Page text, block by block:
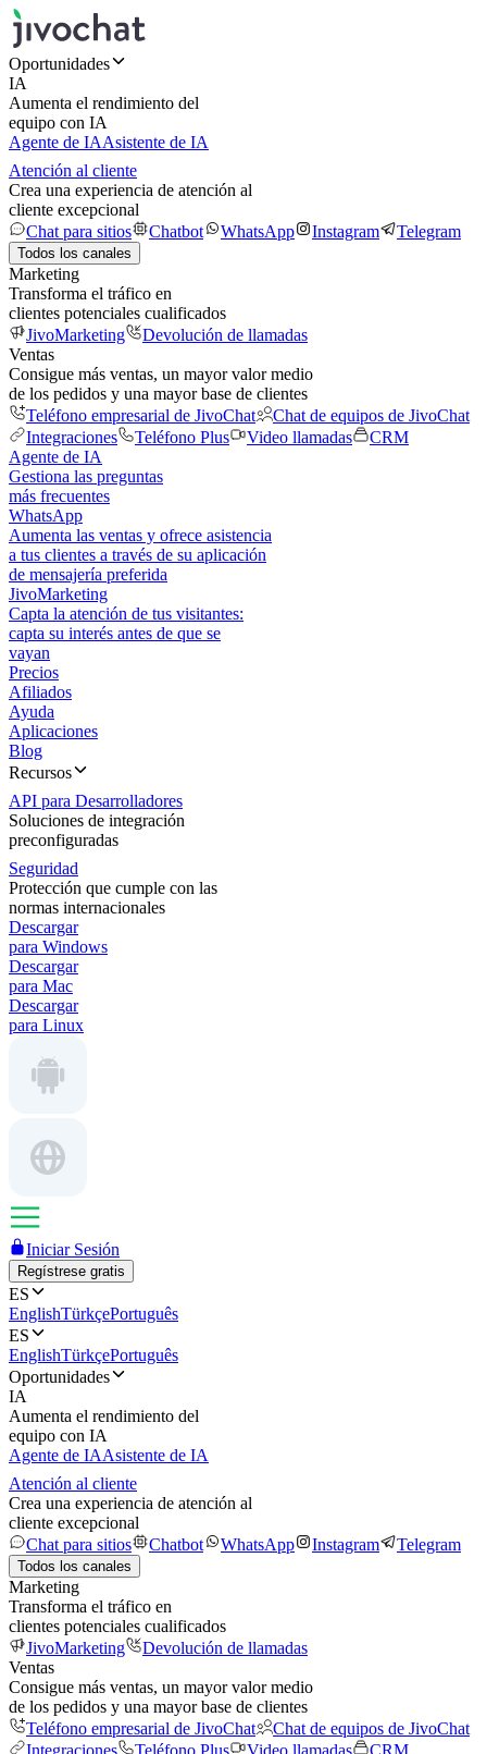
Oportunidades
IA
Aumenta el rendimiento del
equipo con IA
Agente de IAAsistente de IA
Atención al cliente
Crea una experiencia de atención al
cliente excepcional
Chat para sitios
Chatbot WhatsApp Instagram Telegram
Todos los canales
Marketing
Transforma el tráfico en
clientes potenciales cualificados
JivoMarketing
Devolución de llamadas
Ventas
Consigue más ventas, un mayor valor medio
de los pedidos y una mayor base de clientes
Teléfono empresarial de JivoChat
Chat de equipos de JivoChat
Integraciones
Teléfono Plus Video llamadas
CRM
Agente de IA
Gestiona las preguntas
más frecuentes
WhatsApp
Aumenta las ventas y ofrece asistencia
a tus clientes a través de su aplicación
de mensajería preferida
JivoMarketing
Capta la atención de tus visitantes:
capta su interés antes de que se
vayan
Precios
Afiliados
Ayuda
Aplicaciones
Blog
Recursos
API para Desarrolladores
Soluciones de integración
preconfiguradas
Seguridad
Protección que cumple con las
normas internacionales
Descargar
para Windows
Descargar
para Mac
Descargar
para Linux
Iniciar Sesión
Regístrese gratis
ES
EnglishTürkçePortuguês
ES
EnglishTürkçePortuguês
Oportunidades
IA
Aumenta el rendimiento del
equipo con IA
Agente de IAAsistente de IA
Atención al cliente
Crea una experiencia de atención al
cliente excepcional
Chat para sitios
Chatbot WhatsApp Instagram Telegram
Todos los canales
Marketing
Transforma el tráfico en
clientes potenciales cualificados
JivoMarketing
Devolución de llamadas
Ventas
Consigue más ventas, un mayor valor medio
de los pedidos y una mayor base de clientes
Teléfono empresarial de JivoChat
Chat de equipos de JivoChat
Integraciones
Teléfono Plus Video llamadas
CRM